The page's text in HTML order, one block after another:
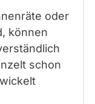
oder
können
schon